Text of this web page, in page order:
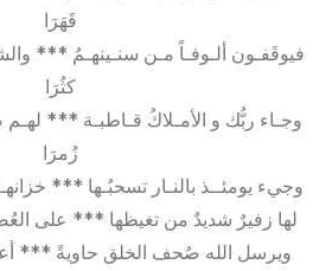
قَهَرَا
فيوقَفـون ألـوفـاً مـن سنـينهـمُ ***
كثُرَا
وجـاء ربُّك و الأمـلاكُ قـاطبـة ***
زُمرَا
وجيء يومئــذ بالنـار تسحبُـها ***
لها زفيرٌ شديدٌ من تغيظها *** على
ويرسل الله صُحف الخلق حاويةً ***